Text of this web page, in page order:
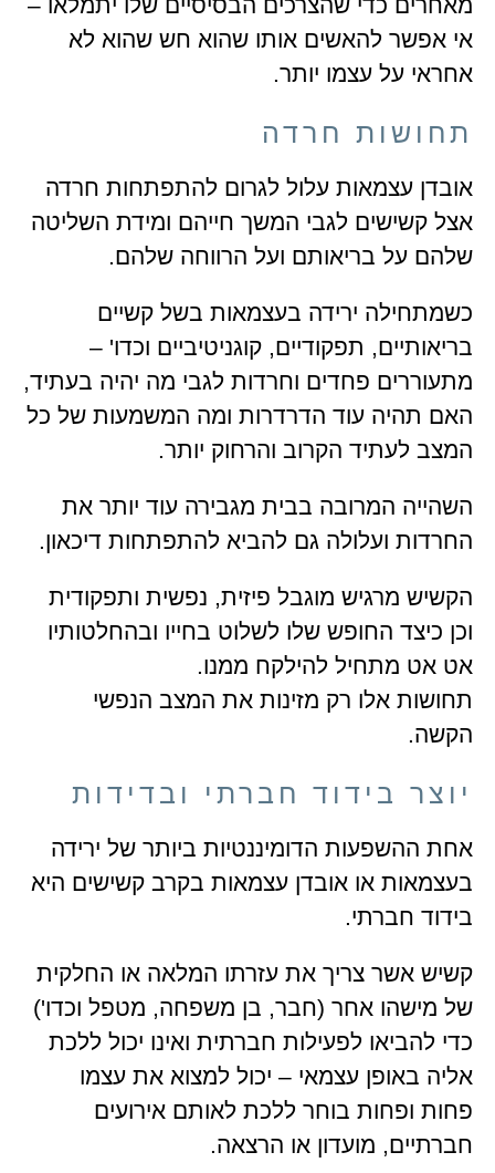
מאחרים כדי שהצרכים הבסיסיים שלו יתמלאו –
אי אפשר להאשים אותו שהוא חש שהוא לא
אחראי על עצמו יותר.
תחושות חרדה
אובדן עצמאות עלול לגרום להתפתחות חרדה
אצל קשישים לגבי המשך חייהם ומידת השליטה
שלהם על בריאותם ועל הרווחה שלהם.
כשמתחילה ירידה בעצמאות בשל קשיים
בריאותיים, תפקודיים, קוגניטיביים וכדו' –
מתעוררים פחדים וחרדות לגבי מה יהיה בעתיד,
האם תהיה עוד הדרדרות ומה המשמעות של כל
המצב לעתיד הקרוב והרחוק יותר.
השהייה המרובה בבית מגבירה עוד יותר את
החרדות ועלולה גם להביא להתפתחות דיכאון.
הקשיש מרגיש מוגבל פיזית, נפשית ותפקודית
וכן כיצד החופש שלו לשלוט בחייו ובהחלטותיו
אט אט מתחיל להילקח ממנו.
תחושות אלו רק מזינות את המצב הנפשי
הקשה.
יוצר בידוד חברתי ובדידות
אחת ההשפעות הדומיננטיות ביותר של ירידה
בעצמאות או אובדן עצמאות בקרב קשישים היא
בידוד חברתי.
קשיש אשר צריך את עזרתו המלאה או החלקית
של מישהו אחר (חבר, בן משפחה, מטפל וכדו')
כדי להביאו לפעילות חברתית ואינו יכול ללכת
אליה באופן עצמאי – יכול למצוא את עצמו
פחות ופחות בוחר ללכת לאותם אירועים
חברתיים, מועדון או הרצאה.